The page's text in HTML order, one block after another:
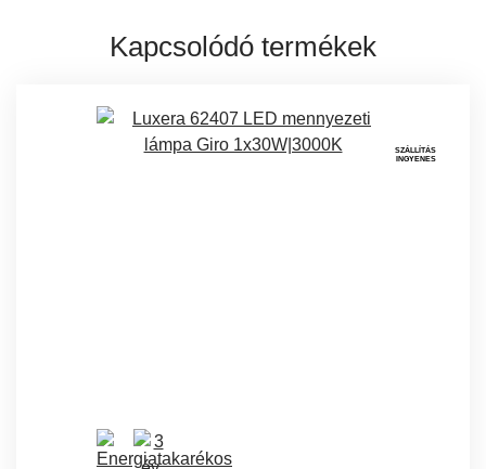
Kapcsolódó termékek
SZÁLLÍTÁS
INGYENES